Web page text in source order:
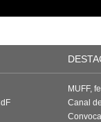
MUFF,
Canal